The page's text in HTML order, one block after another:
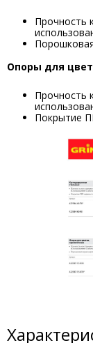
Прочность
Опоры для
Прочность
Покрытие